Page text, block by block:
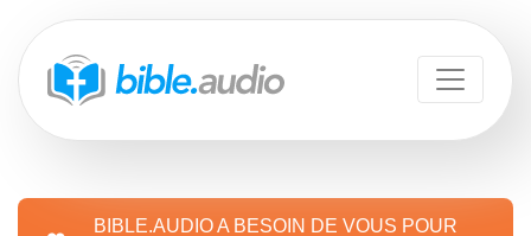
BIBLE.AUDIO A BESOIN DE VOUS POUR